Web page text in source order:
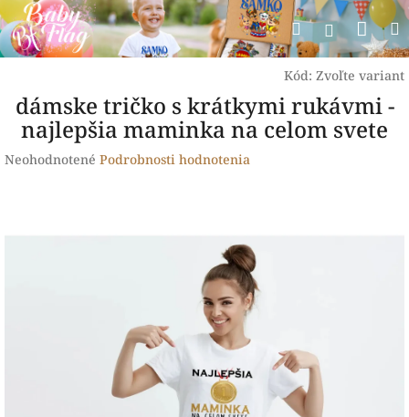
Prejsť
na
obsah
Hľadať
Kód: Zvoľte variant
dámske tričko s krátkymi rukávmi -
najlepšia maminka na celom svete
Priemerné
Neohodnotené Podrobnosti hodnotenia